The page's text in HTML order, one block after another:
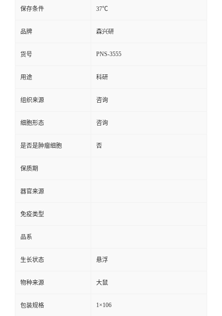
保存条件 37℃
品牌 森兴研
货号 PNS-3555
用途 科研
组织来源 咨询
细胞形态 咨询
是否是肿瘤细胞 否
保质期
器官来源
免疫类型
品系
生长状态 悬浮
物种来源 大鼠
包装规格 1×106